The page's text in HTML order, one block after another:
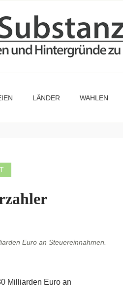
LÄNDER WAHLEN
Euro an Steuereinnahmen.
Milliarden Euro an